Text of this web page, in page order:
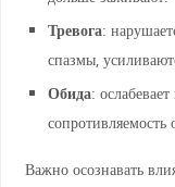
Тревога:
спазмы,
Обида:
Важно осознавать